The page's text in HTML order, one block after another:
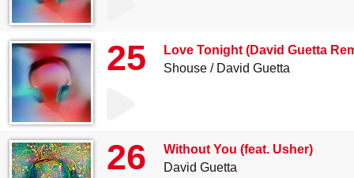
25
Love Tonight (David Guetta
Shouse
David Guetta
26
Without You (feat. Usher)
David Guetta